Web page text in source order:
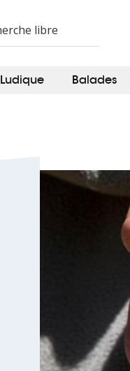
Ludique Balades